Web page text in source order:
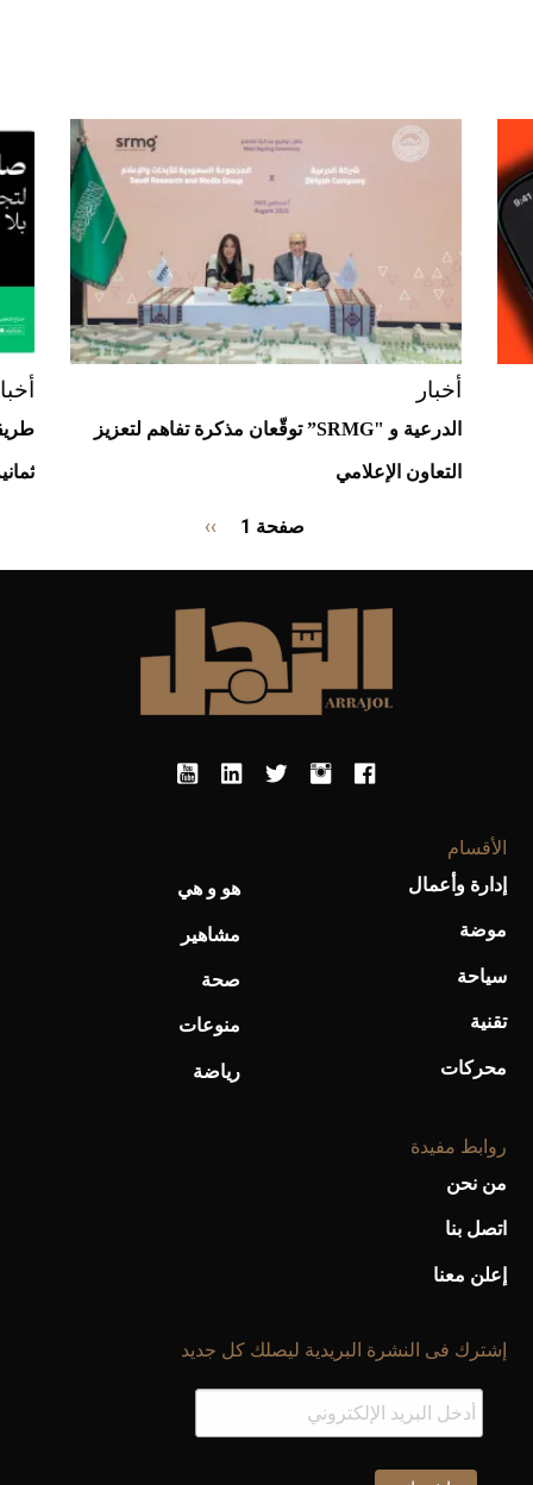
أخبار
الدرعية و "SRMG” توقّعان مذكرة تفاهم لتعزيز
التعاون الإعلامي
صفحة 1
الصفحة
››
الأقسام
إدارة وأعمال
موضة
سياحة
تقنية
محركات
هو و هي
مشاهير
صحة
منوعات
رياضة
روابط مفيدة
من نحن
اتصل بنا
إعلن معنا
إشترك فى النشرة البريدية ليصلك كل جديد